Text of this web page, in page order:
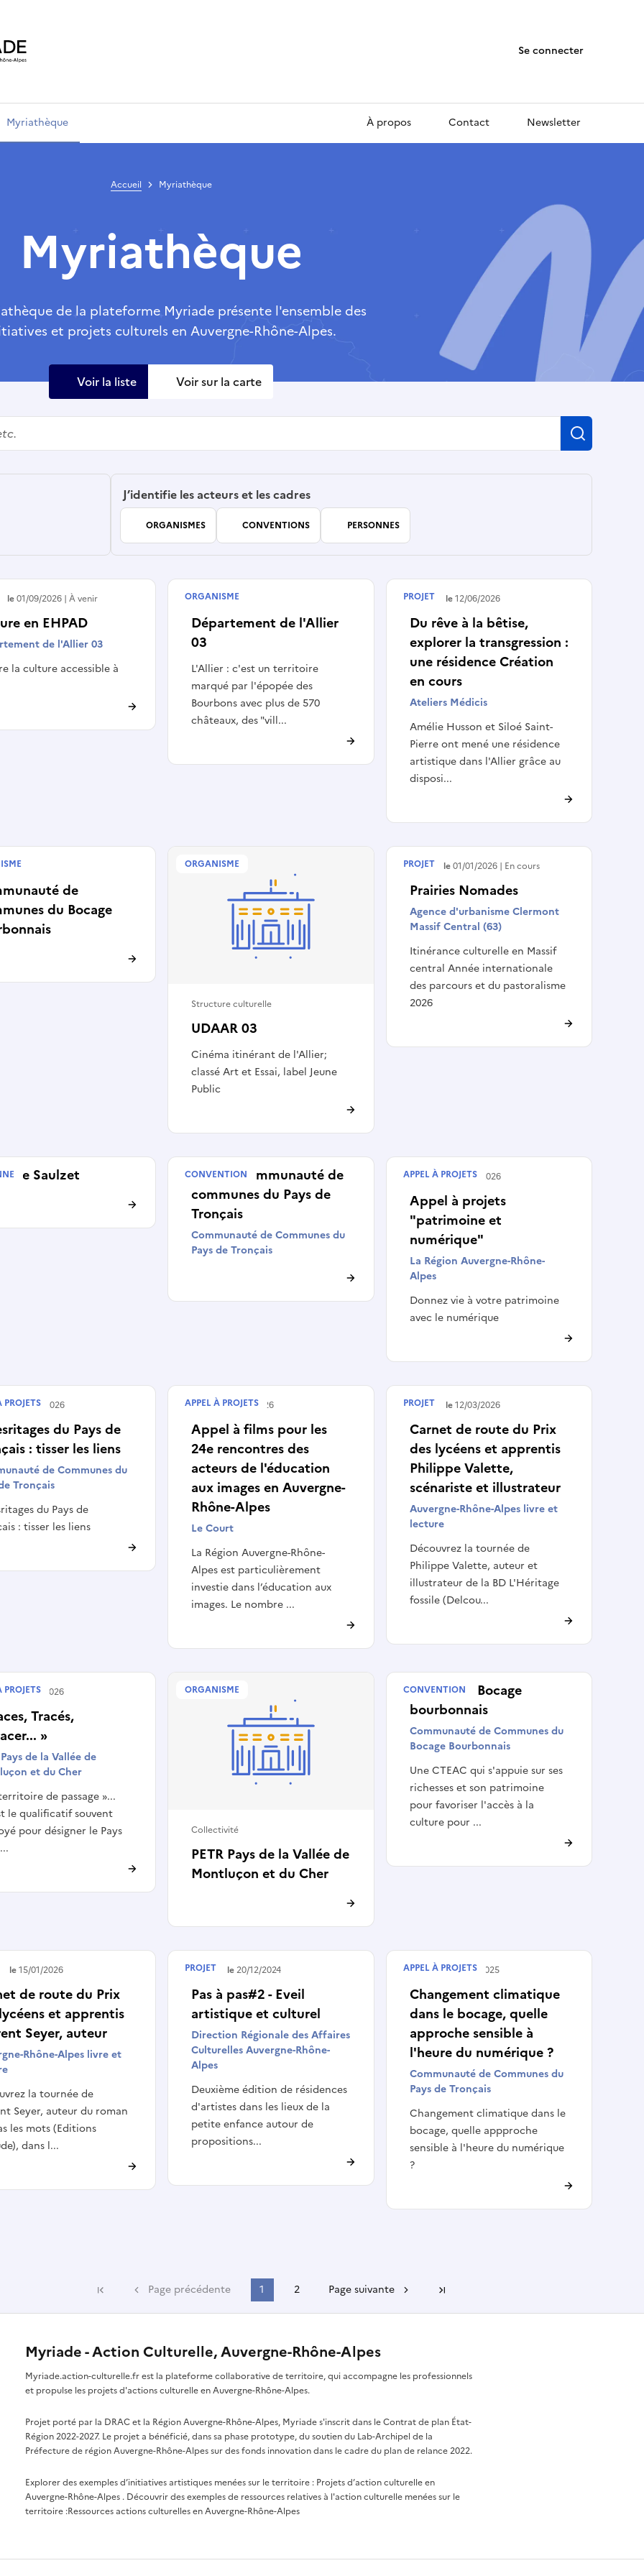
Se connecter
Myriathèque À propos Contact Newsletter
Accueil Myriathèque
Myriathèque
de la plateforme Myriade présente l'ensemble des
et projets culturels en Auvergne-Rhône-Alpes.
Voir la liste Voir sur la carte
J’identifie les acteurs et les cadres
ORGANISMES CONVENTIONS PERSONNES
en EHPAD
de l'Allier 03
la culture accessible à
le01/09/2026 À venir
Département de l'Allier
03
L'Allier : c'est un territoire
marqué par l'épopée des
Bourbons avec plus de 570
châteaux, des "vill...
Collectivité
ORGANISME
Du rêve à la bêtise,
explorer la transgression :
une résidence Création
en cours
Ateliers Médicis
Amélie Husson et Siloé Saint-
Pierre ont mené une résidence
artistique dans l'Allier grâce au
disposi...
Terminé le12/06/2026
PROJET
de
du Bocage
UDAAR 03
Cinéma itinérant de l'Allier;
classé Art et Essai, label Jeune
Public
Structure culturelle
ORGANISME
Prairies Nomades
Agence d'urbanisme Clermont
Massif Central (63)
Itinérance culturelle en Massif
central Année internationale
des parcours et du pastoralisme
2026
Débute le01/01/2026 En cours
PROJET
Saulzet
CTEAC Communauté de
communes du Pays de
Tronçais
Communauté de Communes du
Pays de Tronçais
CONVENTION
Appel à projets
"patrimoine et
numérique"
La Région Auvergne-Rhône-
Alpes
Donnez vie à votre patrimoine
avec le numérique
Terminé le30/06/2026
APPEL À PROJETS
du Pays de
: tisser les liens
de Communes du
Tronçais
du Pays de
: tisser les liens
le27/05/2026
PROJETS
Appel à films pour les
24e rencontres des
acteurs de l'éducation
aux images en Auvergne-
Rhône-Alpes
Le Court
La Région Auvergne-Rhône-
Alpes est particulièrement
investie dans l’éducation aux
images. Le nombre ...
Publié le02/04/2026
APPEL À PROJETS
Carnet de route du Prix
des lycéens et apprentis
Philippe Valette,
scénariste et illustrateur
Auvergne-Rhône-Alpes livre et
lecture
Découvrez la tournée de
Philippe Valette, auteur et
illustrateur de la BD L'Héritage
fossile (Delcou...
Terminé le12/03/2026
PROJET
Tracés,
»
Pays de la Vallée de
et du Cher
de passage »...
le qualificatif souvent
pour désigner le Pays
le19/04/2026
PROJETS
PETR Pays de la Vallée de
Montluçon et du Cher
Collectivité
ORGANISME
CTEAC du Bocage
bourbonnais
Communauté de Communes du
Bocage Bourbonnais
Une CTEAC qui s'appuie sur ses
richesses et son patrimoine
pour favoriser l'accès à la
culture pour ...
CONVENTION
de route du Prix
et apprentis
Seyer, auteur
Rhône-Alpes livre et
la tournée de
Seyer, auteur du roman
les mots (Editions
dans l...
le15/01/2026
Pas à pas#2 - Eveil
artistique et culturel
Direction Régionale des Affaires
Culturelles Auvergne-Rhône-
Alpes
Deuxième édition de résidences
d'artistes dans les lieux de la
petite enfance autour de
propositions...
Terminé le20/12/2024
PROJET
Changement climatique
dans le bocage, quelle
approche sensible à
l'heure du numérique ?
Communauté de Communes du
Pays de Tronçais
Changement climatique dans le
bocage, quelle appproche
sensible à l'heure du numérique
?
Terminé le31/10/2025
APPEL À PROJETS
Première pagePage précédente 1 2 Page suivante Dernière page
Myriade - Action Culturelle, Auvergne-Rhône-Alpes
Myriade.action-culturelle.fr est la plateforme collaborative de territoire, qui accompagne les professionnels
et propulse les projets d'actions culturelle en Auvergne-Rhône-Alpes.
Projet porté par la DRAC et la Région Auvergne-Rhône-Alpes, Myriade s'inscrit dans le Contrat de plan État-
Région 2022-2027. Le projet a bénéficié, dans sa phase prototype, du soutien du Lab-Archipel de la
Préfecture de région Auvergne-Rhône-Alpes sur des fonds innovation dans le cadre du plan de relance 2022.
Explorer des exemples d’initiatives artistiques menées sur le territoire : Projets d’action culturelle en
Auvergne-Rhône-Alpes . Découvrir des exemples de ressources relatives à l'action culturelle menées sur le
territoire :Ressources actions culturelles en Auvergne-Rhône-Alpes